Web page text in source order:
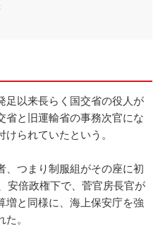
足以来長らく国交省の役人が
省と旧運輸省の事務次官にな
られていたという。
、つまり制服組がその座に初
安倍政権下で、菅官房長官が
増と同様に、海上保安庁を強
。